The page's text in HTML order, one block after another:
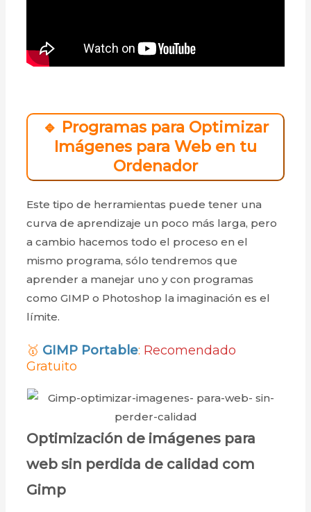
🔹 Programas para Optimizar
Imágenes para Web en tu
Ordenador
Este tipo de herramientas puede tener una
curva de aprendizaje un poco más larga, pero
a cambio hacemos todo el proceso en el
mismo programa, sólo tendremos que
aprender a manejar uno y con programas
como GIMP o Photoshop la imaginación es el
límite.
🥇 GIMP Portable: Recomendado
Gratuito
Optimización de imágenes para
web sin perdida de calidad com
Gimp